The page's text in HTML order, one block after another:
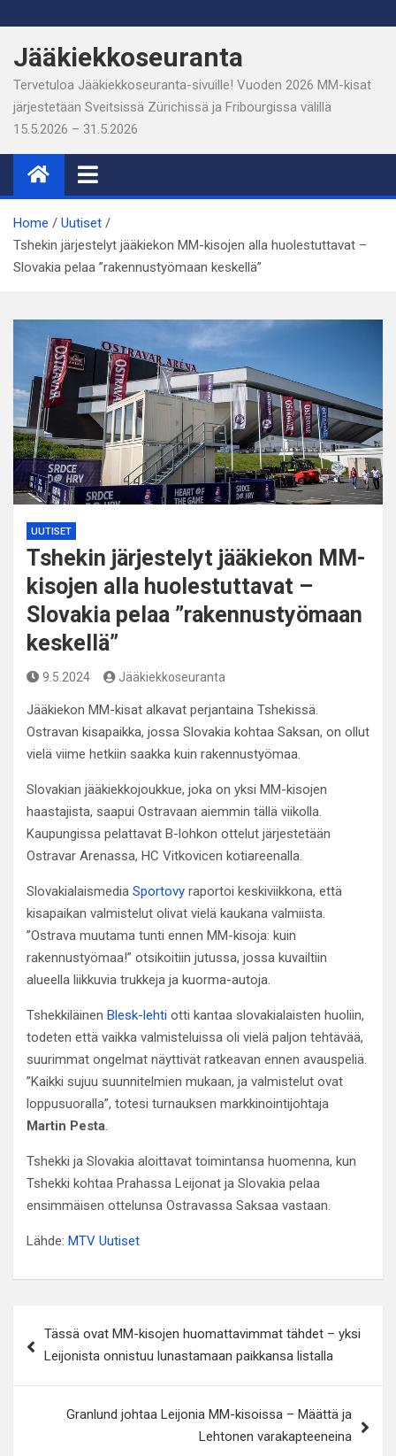
to
content
Jääkiekkoseuranta
Tervetuloa Jääkiekkoseuranta-sivuille! Vuoden 2026 MM-kisat
järjestetään Sveitsissä Zürichissä ja Fribourgissa välillä
15.5.2026 – 31.5.2026
Home
Uutiset
Tshekin järjestelyt jääkiekon MM-kisojen alla huolestuttavat –
Slovakia pelaa ”rakennustyömaan keskellä”
UUTISET
Tshekin järjestelyt jääkiekon MM-
kisojen alla huolestuttavat –
Slovakia pelaa ”rakennustyömaan
keskellä”
9.5.2024 Jääkiekkoseuranta
Jääkiekon MM-kisat alkavat perjantaina Tshekissä.
Ostravan kisapaikka, jossa Slovakia kohtaa Saksan, on ollut
vielä viime hetkiin saakka kuin rakennustyömaa.
Slovakian jääkiekkojoukkue, joka on yksi MM-kisojen
haastajista, saapui Ostravaan aiemmin tällä viikolla.
Kaupungissa pelattavat B-lohkon ottelut järjestetään
Ostravar Arenassa, HC Vitkovicen kotiareenalla.
Slovakialaismedia Sportovy raportoi keskiviikkona, että
kisapaikan valmistelut olivat vielä kaukana valmiista.
”Ostrava muutama tunti ennen MM-kisoja: kuin
rakennustyömaa!” otsikoitiin jutussa, jossa kuvailtiin
alueella liikkuvia trukkeja ja kuorma-autoja.
Tshekkiläinen Blesk-lehti otti kantaa slovakialaisten huoliin,
todeten että vaikka valmisteluissa oli vielä paljon tehtävää,
suurimmat ongelmat näyttivät ratkeavan ennen avauspeliä.
”Kaikki sujuu suunnitelmien mukaan, ja valmistelut ovat
loppusuoralla”, totesi turnauksen markkinointijohtaja
Martin Pesta.
Tshekki ja Slovakia aloittavat toimintansa huomenna, kun
Tshekki kohtaa Prahassa Leijonat ja Slovakia pelaa
ensimmäisen ottelunsa Ostravassa Saksaa vastaan.
Lähde: MTV Uutiset
selaus
Tässä ovat MM-kisojen huomattavimmat tähdet – yksi
Leijonista onnistuu lunastamaan paikkansa listalla
Granlund johtaa Leijonia MM-kisoissa – Määttä ja
Lehtonen varakapteeneina